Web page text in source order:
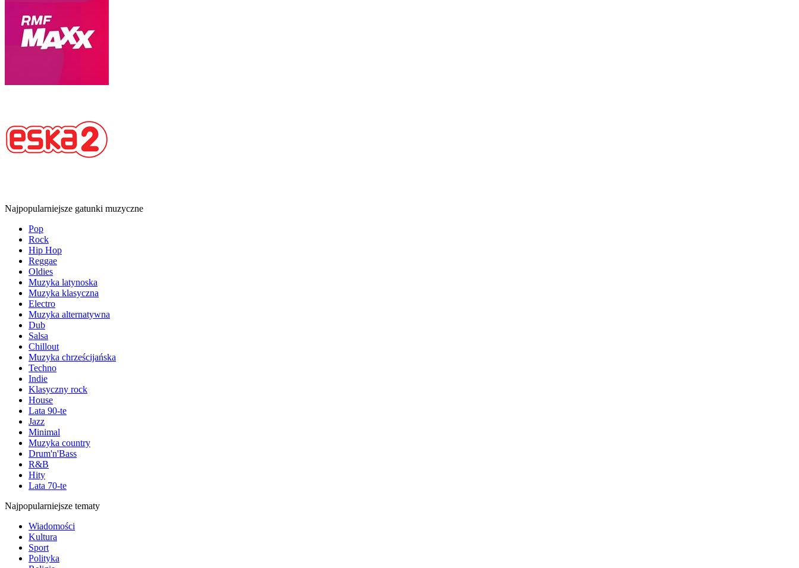
Najpopularniejsze gatunki muzyczne
Pop
Rock
Hip Hop
Reggae
Oldies
Muzyka latynoska
Muzyka klasyczna
Electro
Muzyka alternatywna
Dub
Salsa
Chillout
Muzyka chrześcijańska
Techno
Indie
Klasyczny rock
House
Lata 90-te
Jazz
Minimal
Muzyka country
Drum'n'Bass
R&B
Hity
Lata 70-te
Najpopularniejsze tematy
Wiadomości
Kultura
Sport
Polityka